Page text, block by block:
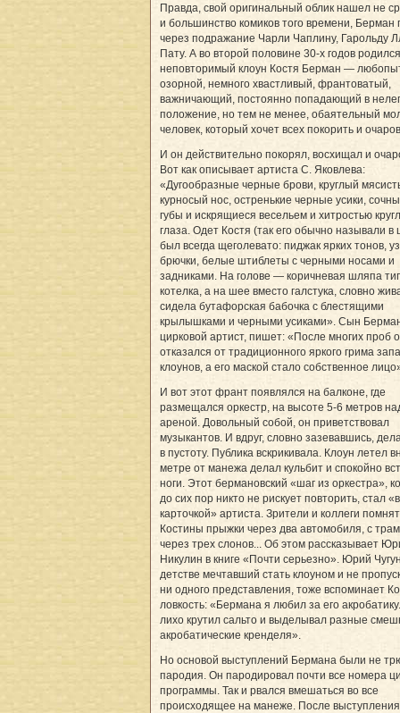
Правда, свой оригинальный облик нашел не
и большинство комиков того времени,
через подражание Чарли Чаплину, Гарольду
Пату. А во второй половине 30-х годов родился
неповторимый клоун Костя Берман —
озорной, немного хвастливый, франтоватый,
важничающий, постоянно попадающий в
положение, но тем не менее, обаятельный
человек, который хочет всех покорить и
И он действительно покорял, восхищал и
Вот как описывает артиста С. Яковлева:
«Дугообразные черные брови, круглый
курносый нос, остренькие черные усики,
губы и искрящиеся весельем и хитростью
глаза. Одет Костя (так его обычно называли в
был всегда щеголевато: пиджак ярких тонов,
брючки, белые штиблеты с черными носами и
задниками. На голове — коричневая шляпа
котелка, а на шее вместо галстука, словно
сидела бутафорская бабочка с блестящими
крылышками и черными усиками». Сын
цирковой артист, пишет: «После многих проб
отказался от традиционного яркого грима
клоунов, а его маской стало собственное
И вот этот франт появлялся на балконе, где
размещался оркестр, на высоте 5-6 метров
ареной. Довольный собой, он приветствовал
музыкантов. И вдруг, словно зазевавшись,
в пустоту. Публика вскрикивала. Клоун летел
метре от манежа делал кульбит и спокойно
ноги. Этот бермановский «шаг из оркестра»,
до сих пор никто не рискует повторить, стал
карточкой» артиста. Зрители и коллеги помнят
Костины прыжки через два автомобиля, с
через трех слонов... Об этом рассказывает
Никулин в книге «Почти серьезно». Юрий
детстве мечтавший стать клоуном и не
ни одного представления, тоже вспоминает
ловкость: «Бермана я любил за его
лихо крутил сальто и выделывал разные
акробатические кренделя».
Но основой выступлений Бермана были не
пародия. Он пародировал почти все номера
программы. Так и рвался вмешаться во все
происходящее на манеже. После выступления